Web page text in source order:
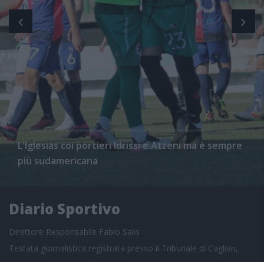
L'Iglesias coi portieri Idrissi e Atzeni ma è sempre
più sudamericana
Diario Sportivo
Direttore Responsabile Fabio Salis
Testata giornalistica registrata presso il Tribunale di Cagliari,